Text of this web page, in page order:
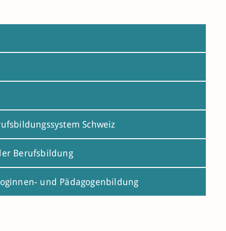
Schweiz
Berufsbildung
und Pädagogenbildung